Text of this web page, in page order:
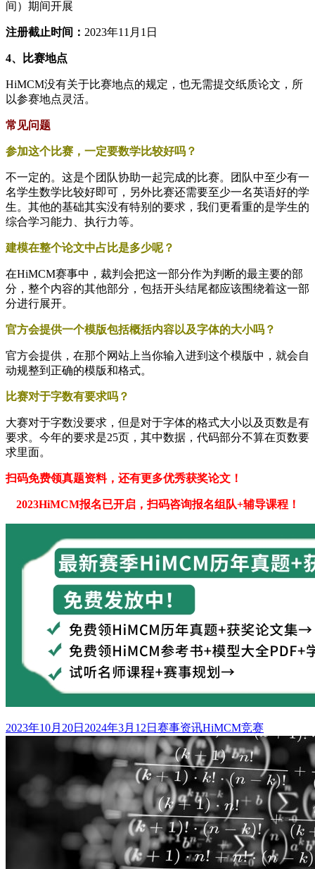
间）期间开展
注册截止时间： 2023年11月1日
4、比赛地点
HiMCM没有关于比赛地点的规定，也无需提交纸质论文，所
以参赛地点灵活。
常见问题
参加这个比赛，一定要数学比较好吗？
不一定的。这是个团队协助一起完成的比赛。团队中至少有一
名学生数学比较好即可，另外比赛还需要至少一名英语好的学
生。其他的基础其实没有特别的要求，我们更看重的是学生的
综合学习能力、执行力等。
建模在整个论文中占比是多少呢？
在HiMCM赛事中，裁判会把这一部分作为判断的最主要的部
分，整个内容的其他部分，包括开头结尾都应该围绕着这一部
分进行展开。
官方会提供一个模版包括概括内容以及字体的大小吗？
官方会提供，在那个网站上当你输入进到这个模版中，就会自
动规整到正确的模版和格式。
比赛对于字数有要求吗？
大赛对于字数没要求，但是对于字体的格式大小以及页数是有
要求。今年的要求是25页，其中数据，代码部分不算在页数要
求里面。
扫码免费领真题资料，还有更多优秀获奖论文！
2023HiMCM报名已开启，扫码咨询报名组队+辅导课程！
发
2023年10月20日 2024年3月12日 分
类
赛事资讯标
签
HiMCM竞赛